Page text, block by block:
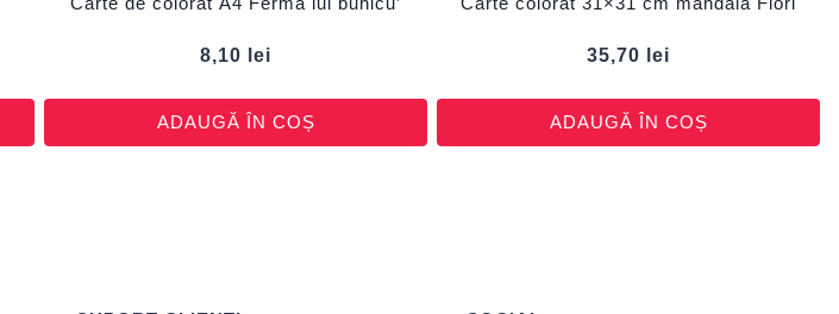
8,10 lei
ADAUGĂ ÎN COȘ
35,70 lei
ADAUGĂ ÎN COȘ